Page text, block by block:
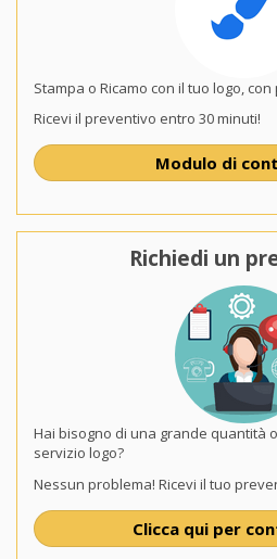
Stampa o Ricamo con il tuo logo,
Ricevi il preventivo entro 30 minuti!
Modulo di
Richiedi un
Hai bisogno di una grande quantità
servizio logo?
Nessun problema! Ricevi il tuo
Clicca qui per